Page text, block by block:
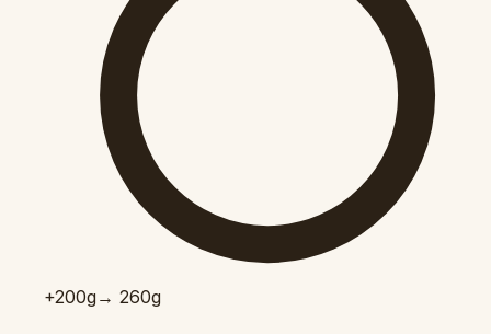
+200g→ 260g